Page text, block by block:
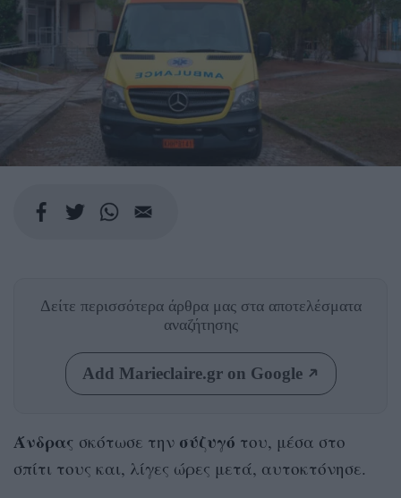
Δείτε περισσότερα άρθρα μας στα αποτελέσματα
αναζήτησης
Add Marieclaire.gr on Google
Άνδρας σκότωσε την σύζυγό του, μέσα στο
σπίτι τους και, λίγες ώρες μετά, αυτοκτόνησε.